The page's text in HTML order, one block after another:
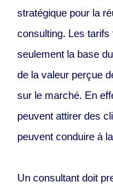
stratégique pour la
consulting. Les
seulement la base
de la valeur perçue
sur le marché. En
peuvent attirer des
peuvent conduire à
Un consultant doit